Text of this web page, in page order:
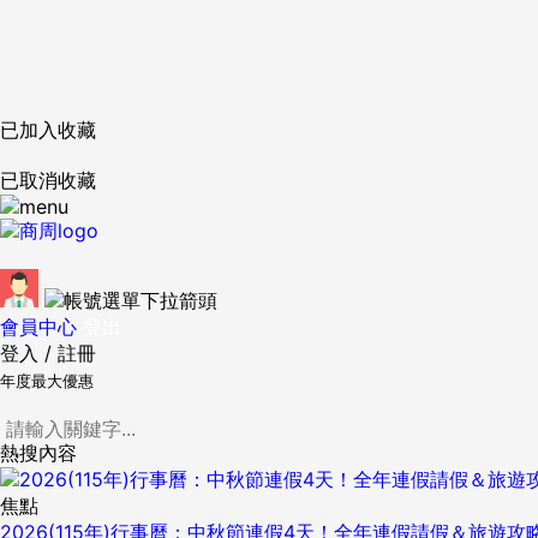
已加入收藏
已取消收藏
會員中心
登入 / 註冊
年度最大優惠
熱搜內容
焦點
2026(115年)行事曆：中秋節連假4天！全年連假請假＆旅遊攻